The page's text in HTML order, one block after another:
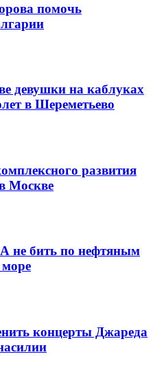
помочь
девушки на каблуках
в Шереметьево
развития
Москве
не бить по нефтяным
концерты Джареда